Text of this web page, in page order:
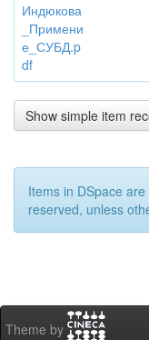
Индюкова
_Примени
е_СУБД.p
df
Show simple item
Items in DSpace
reserved, unless
Theme by